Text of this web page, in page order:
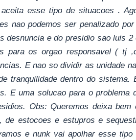
esse tipo de situacoes .
nao podemos ser penalizado
desnuncia e do presidio sao luis
para os orgao responsavel ( tj
E nao so dividir as unidade
tranquilidade dentro do
E uma solucao para o
Obs: Queremos deixa
de estocoes e estupros e
e nunk vai apolhar esse